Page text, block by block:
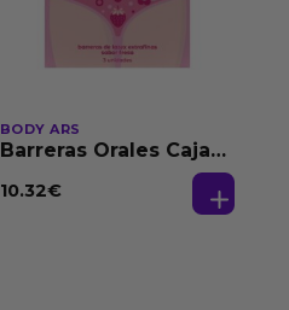
BODY ARS
Barreras Orales Caja
10.32€